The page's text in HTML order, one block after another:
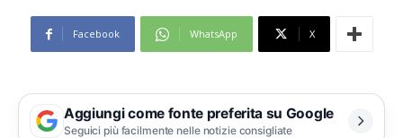
Facebook WhatsApp X
Aggiungi come fonte preferita su Google
Seguici più facilmente nelle notizie consigliate